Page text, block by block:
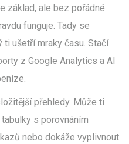
základ, ale bez pořádné
funguje. Tady se
ti ušetří mraky času. Stačí
z Google Analytics a AI
přehledy. Může ti
s porovnáním
nebo dokáže vyplivnout